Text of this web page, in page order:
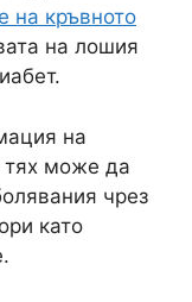
на кръвното
на лошия
на
тях може да
чрез
като